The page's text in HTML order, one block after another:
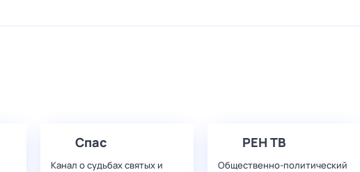
Спас
Канал о судьбах святых и
РЕН ТВ
Общественно-политический